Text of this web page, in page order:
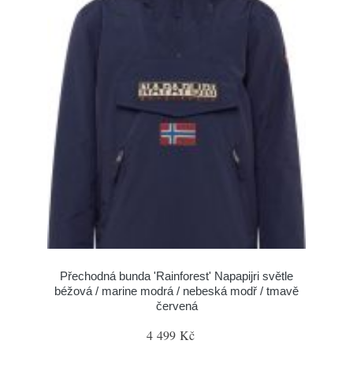
Přechodná bunda 'Rainforest' Napapijri světle
béžová / marine modrá / nebeská modř / tmavě
červená
4 499 Kč